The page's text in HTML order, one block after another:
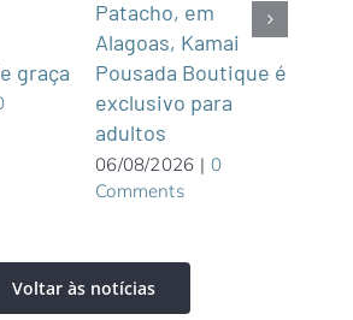
graça
Patacho, em
Alagoas, Kamai
Pousada Boutique é
exclusivo para
adultos
06/08/2026 | 0
Comments
Voltar às notícias